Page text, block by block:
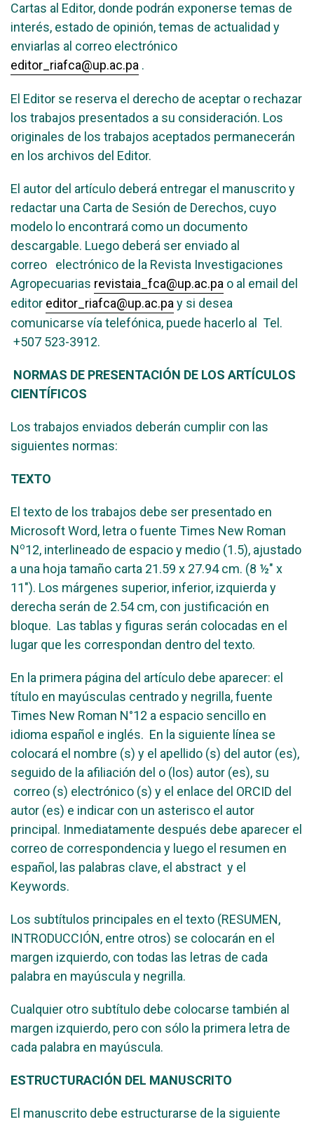
Cartas al Editor, donde podrán exponerse temas de
interés, estado de opinión, temas de actualidad y
enviarlas al correo electrónico
editor_riafca@up.ac.pa .
El Editor se reserva el derecho de aceptar o rechazar
los trabajos presentados a su consideración. Los
originales de los trabajos aceptados permanecerán
en los archivos del Editor.
El autor del artículo deberá entregar el manuscrito y
redactar una Carta de Sesión de Derechos, cuyo
modelo lo encontrará como un documento
descargable. Luego deberá ser enviado al
correo electrónico de la Revista Investigaciones
Agropecuarias revistaia_fca@up.ac.pa o al email del
editor editor_riafca@up.ac.pa y si desea
comunicarse vía telefónica, puede hacerlo al Tel.
+507 523-3912.
NORMAS DE PRESENTACIÓN DE LOS ARTÍCULOS
CIENTÍFICOS
Los trabajos enviados deberán cumplir con las
siguientes normas:
TEXTO
El texto de los trabajos debe ser presentado en
Microsoft Word, letra o fuente Times New Roman
No12, interlineado de espacio y medio (1.5), ajustado
a una hoja tamaño carta 21.59 x 27.94 cm. (8 ½" x
11"). Los márgenes superior, inferior, izquierda y
derecha serán de 2.54 cm, con justificación en
bloque. Las tablas y figuras serán colocadas en el
lugar que les correspondan dentro del texto.
En la primera página del artículo debe aparecer: el
título en mayúsculas centrado y negrilla, fuente
Times New Roman N°12 a espacio sencillo en
idioma español e inglés. En la siguiente línea se
colocará el nombre (s) y el apellido (s) del autor (es),
seguido de la afiliación del o (los) autor (es), su
correo (s) electrónico (s) y el enlace del ORCID del
autor (es) e indicar con un asterisco el autor
principal. Inmediatamente después debe aparecer el
correo de correspondencia y luego el resumen en
español, las palabras clave, el abstract y el
Keywords.
Los subtítulos principales en el texto (RESUMEN,
INTRODUCCIÓN, entre otros) se colocarán en el
margen izquierdo, con todas las letras de cada
palabra en mayúscula y negrilla.
Cualquier otro subtítulo debe colocarse también al
margen izquierdo, pero con sólo la primera letra de
cada palabra en mayúscula.
ESTRUCTURACIÓN DEL MANUSCRITO
El manuscrito debe estructurarse de la siguiente